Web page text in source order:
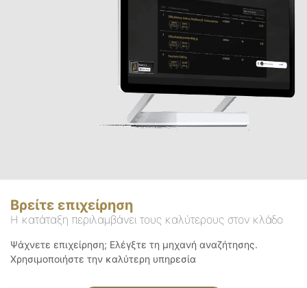
Βρείτε επιχείρηση
Η κατάταξη περιλαμβάνει τους καλύτερους στον κλάδο
Ψάχνετε επιχείρηση; Ελέγξτε τη μηχανή αναζήτησης.
Χρησιμοποιήστε την καλύτερη υπηρεσία